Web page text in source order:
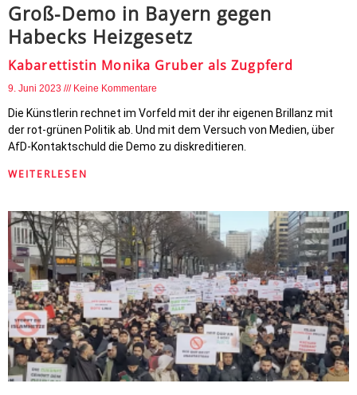
Groß-Demo in Bayern gegen
Habecks Heizgesetz
Kabarettistin Monika Gruber als Zugpferd
9. Juni 2023 Keine Kommentare
Die Künstlerin rechnet im Vorfeld mit der ihr eigenen Brillanz mit
der rot-grünen Politik ab. Und mit dem Versuch von Medien, über
AfD-Kontaktschuld die Demo zu diskreditieren.
WEITERLESEN